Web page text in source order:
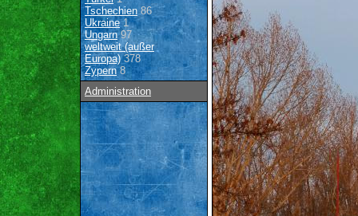
Tschechien 86
Ukraine1
Ungarn97
weltweit (außer
Europa)378
Zypern8
Administration